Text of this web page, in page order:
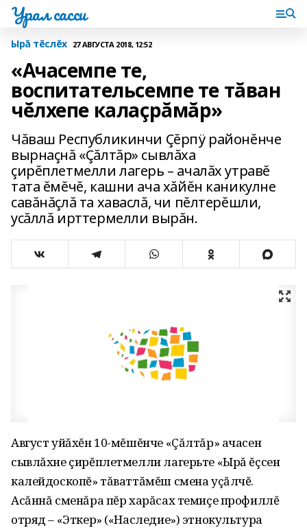
Урал сасси
Ырă тĕслĕх 27 АВГУСТА 2018, 12:52
«Ачасемпе те,
воспитательсемпе те тăван
чĕлхепе калаçрăмăр»
Чăваш Республикинчи Çĕрпÿ районĕнче
вырнаçнă «Çăлтăр» сывлăха
çирĕплетмелли лагерь – ачалăх утравĕ
тата ĕмĕчĕ, кашни ача хăйĕн каникулне
савăнăçлă та хаваслă, чи пĕлтерĕшли,
усăллă ирттермелли вырăн.
Август уйăхĕн 10-мĕшĕнче «Çăлтăр» ачасен
сывлăхне çирĕплетмелли лагерьте «Ырă ĕçсен
калейдоскопĕ» тăваттăмĕш смена уçăлчĕ.
Асăннă сменăра пĕр харăсах темиçе профиллĕ
отряд – «Эткер» («Наследие») этнокультура